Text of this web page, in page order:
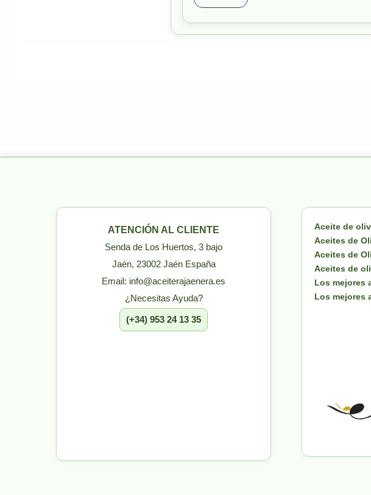
ATENCIÓN AL CLIENTE
Senda de Los Huertos, 3 bajo
Jaén, 23002 Jaén España
Email: info@aceiterajaenera.es
¿Necesitas Ayuda?
(+34) 953 24 13 35
Aceite de
Aceites de
Aceites de
Aceites de
Los mejores
Los mejores